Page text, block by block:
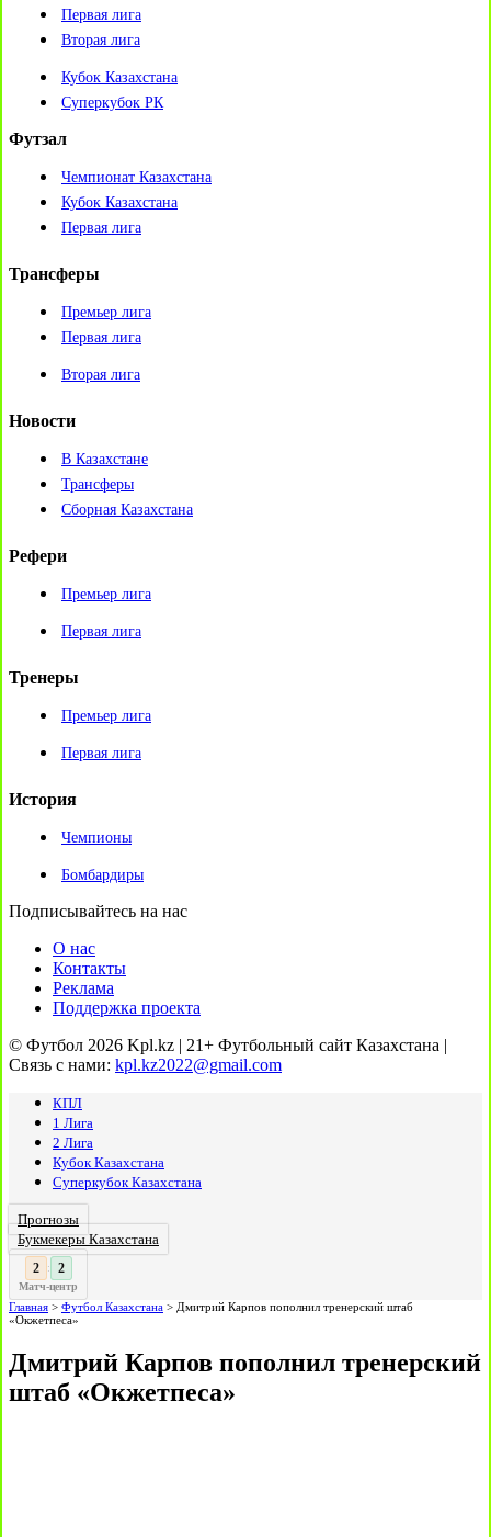
Первая лига
Вторая лига
Кубок Казахстана
Суперкубок РК
Футзал
Чемпионат Казахстана
Кубок Казахстана
Первая лига
Трансферы
Премьер лига
Первая лига
Вторая лига
Новости
В Казахстане
Трансферы
Сборная Казахстана
Рефери
Премьер лига
Первая лига
Тренеры
Премьер лига
Первая лига
История
Чемпионы
Бомбардиры
Подписывайтесь на нас
О нас
Контакты
Реклама
Поддержка проекта
© Футбол 2026 Kpl.kz | 21+ Футбольный сайт Казахстана |
Связь с нами: kpl.kz2022@gmail.com
КПЛ
1 Лига
2 Лига
Кубок Казахстана
Суперкубок Казахстана
Прогнозы
Букмекеры Казахстана
3
:
Матч-центр
Главная > Футбол Казахстана > Дмитрий Карпов пополнил тренерский штаб
«Окжетпеса»
Дмитрий Карпов пополнил тренерский
штаб «Окжетпеса»